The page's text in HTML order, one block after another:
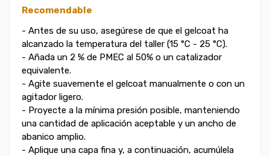
Recomendable
- Antes de su uso, asegúrese de que el gelcoat ha
alcanzado la temperatura del taller (15 °C - 25 °C).
- Añada un 2 % de PMEC al 50% o un catalizador
equivalente.
- Agite suavemente el gelcoat manualmente o con un
agitador ligero.
- Proyecte a la mínima presión posible, manteniendo
una cantidad de aplicación aceptable y un ancho de
abanico amplio.
- Aplique una capa fina y, a continuación, acumúlela